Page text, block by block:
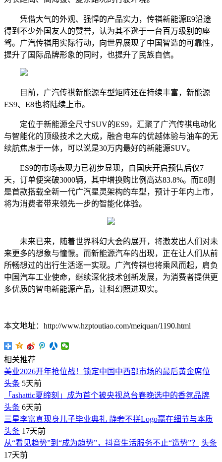
凭借大气的外观、强悍的产品实力，传祺新能源E9沿途
得到不少外国友人的赞誉，认为其不逊于一台百万级别的座
驾。广汽传祺用实际行动，向世界展现了中国智造的可靠性，
提升了国际品牌形象的同时，也提升了民族自信。
目前，广汽传祺新能源车型矩阵还在持续丰富，新能源
ES9、E8也将陆续上市。
定位于新能源全尺寸SUV的ES9，汇聚了广汽传祺电动化
与智能化的顶级技术之大成，融合电车的优越体验与油车的无
续航焦虑于一体，可以说是30万内最好的新能源SUV。
ES9的市场表现力已初步显现，自国庆开启预售后仅7
天，订单便突破3000辆，其中增换购比例高达83.8%。而E8则
是首款搭载全新一代广汽星灵架构的车型，预计于年内上市，
将为消费者带来领先一步的智能化体验。
未来已来，随着世界科幻大会的展开，将激发出人们对未
来更多的想象与憧憬。而新能源汽车的出现，正在让人们从前
所畅想过的出行生活逐一实现。广汽传祺也将乘风而起，肩负
中国汽车工业使命，继续深化技术创新发展，为消费者提供更
多优质的智电新能源产品，让科幻照进现实。
本文地址：http://www.hzptoutiao.com/meiquan/1190.html
相关推荐
美业2026开年抢位战！锁定中国中西部市场的最后黄金席位
头条 5天前
「ashattic夏缔刻」成为首个被央视总台春晚选中的香氛品牌
头条 6天前
三星李富真现身儿子毕业典礼 静奢不拼Logo赢在细节与本质
头条 17天前
从“看见趋势”到“成为趋势”，抖音生活服务不止“造势”？
头条
17天前